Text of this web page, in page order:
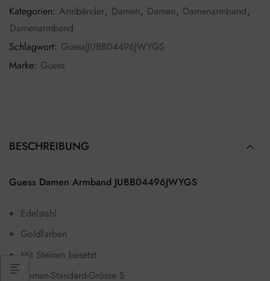
Kategorien: Armbänder, Damen, Damen, Damenarmband,
Damenarmband
Schlagwort: Guess|JUBB04496JWYGS
Marke: Guess
BESCHREIBUNG
Guess Damen Armband JUBB04496JWYGS
Edelstahl
Goldfarben
Mit Steinen besetzt
Damen-Standard-Grösse S